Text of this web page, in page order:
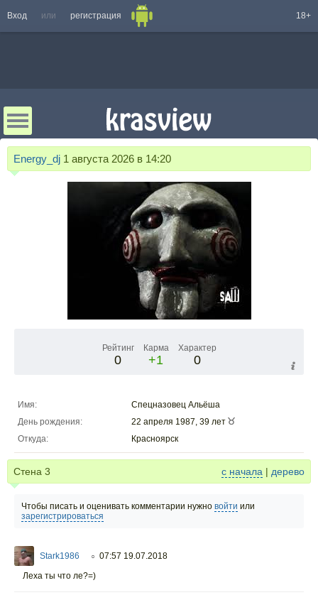
Вход или регистрация 18+
Energy_dj 1 августа 2026 в 14:20
Рейтинг
0
Карма
+1
Характер
0
Имя:
Спецназовец Альёша
День рождения:
22 апреля 1987, 39 лет
Откуда:
Красноярск
Стена 3 с начала | дерево
Чтобы писать и оценивать комментарии нужно войти или
зарегистрироваться
Stark1986 ○ 07:57 19.07.2018
Леха ты что ле?=)